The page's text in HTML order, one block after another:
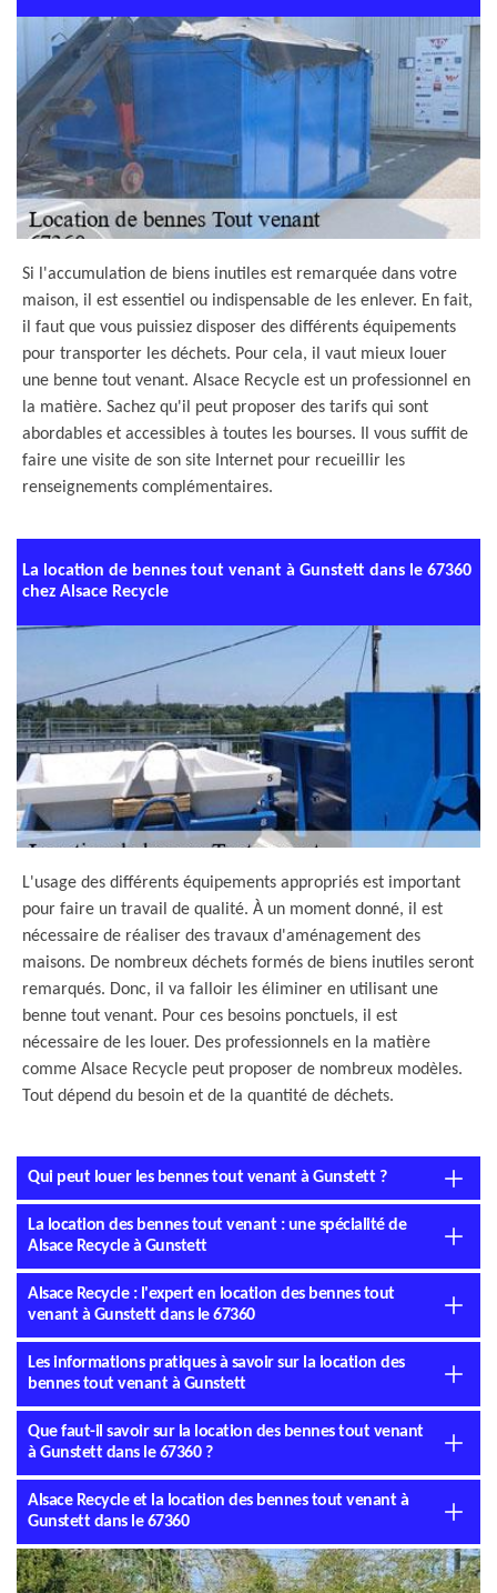
Si l'accumulation de biens inutiles est remarquée dans votre
maison, il est essentiel ou indispensable de les enlever. En fait,
il faut que vous puissiez disposer des différents équipements
pour transporter les déchets. Pour cela, il vaut mieux louer
une benne tout venant. Alsace Recycle est un professionnel en
la matière. Sachez qu'il peut proposer des tarifs qui sont
abordables et accessibles à toutes les bourses. Il vous suffit de
faire une visite de son site Internet pour recueillir les
renseignements complémentaires.
La location de bennes tout venant à Gunstett dans le 67360
chez Alsace Recycle
L'usage des différents équipements appropriés est important
pour faire un travail de qualité. À un moment donné, il est
nécessaire de réaliser des travaux d'aménagement des
maisons. De nombreux déchets formés de biens inutiles seront
remarqués. Donc, il va falloir les éliminer en utilisant une
benne tout venant. Pour ces besoins ponctuels, il est
nécessaire de les louer. Des professionnels en la matière
comme Alsace Recycle peut proposer de nombreux modèles.
Tout dépend du besoin et de la quantité de déchets.
Qui peut louer les bennes tout venant à Gunstett ?
La location des bennes tout venant : une spécialité de
Alsace Recycle à Gunstett
Alsace Recycle : l'expert en location des bennes tout
venant à Gunstett dans le 67360
Les informations pratiques à savoir sur la location des
bennes tout venant à Gunstett
Que faut-il savoir sur la location des bennes tout venant
à Gunstett dans le 67360 ?
Alsace Recycle et la location des bennes tout venant à
Gunstett dans le 67360